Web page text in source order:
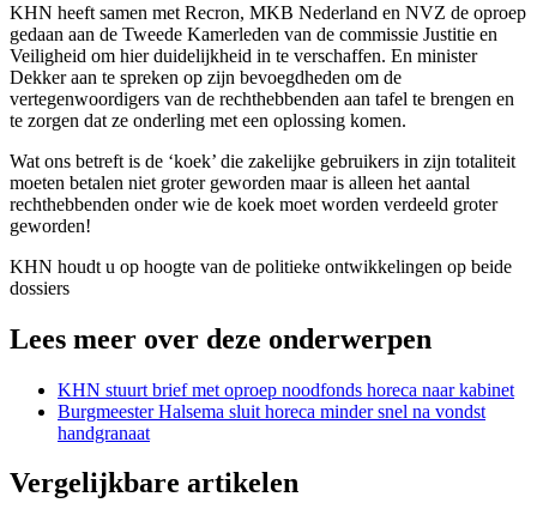
KHN heeft samen met Recron, MKB Nederland en NVZ de oproep
gedaan aan de Tweede Kamerleden van de commissie Justitie en
Veiligheid om hier duidelijkheid in te verschaffen. En minister
Dekker aan te spreken op zijn bevoegdheden om de
vertegenwoordigers van de rechthebbenden aan tafel te brengen en
te zorgen dat ze onderling met een oplossing komen.
Wat ons betreft is de ‘koek’ die zakelijke gebruikers in zijn totaliteit
moeten betalen niet groter geworden maar is alleen het aantal
rechthebbenden onder wie de koek moet worden verdeeld groter
geworden!
KHN houdt u op hoogte van de politieke ontwikkelingen op beide
dossiers
Lees meer over deze onderwerpen
KHN stuurt brief met oproep noodfonds horeca naar kabinet
Burgmeester Halsema sluit horeca minder snel na vondst
handgranaat
Vergelijkbare artikelen